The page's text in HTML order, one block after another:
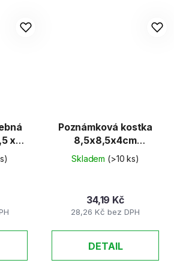
x
Poznámková kostka
8,5x8,5x4cm
nelepená bílá
Skladem (>10 ks)
28,26 Kč bez DPH
34,19 Kč
DETAIL